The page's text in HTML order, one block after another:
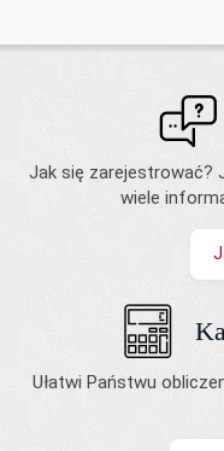
Jak się zarejestrować?
wiele
Ułatwi Państwu